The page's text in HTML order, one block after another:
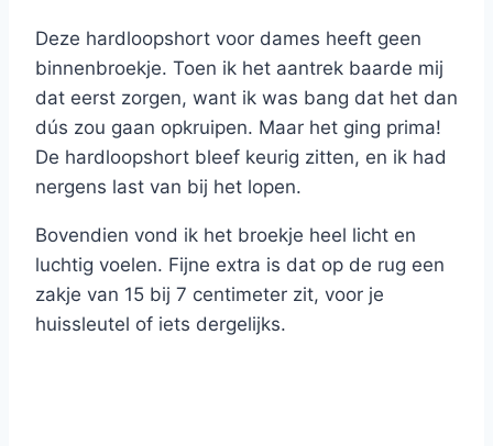
Deze hardloopshort voor dames heeft geen
binnenbroekje. Toen ik het aantrek baarde mij
dat eerst zorgen, want ik was bang dat het dan
dús zou gaan opkruipen. Maar het ging prima!
De hardloopshort bleef keurig zitten, en ik had
nergens last van bij het lopen.
Bovendien vond ik het broekje heel licht en
luchtig voelen. Fijne extra is dat op de rug een
zakje van 15 bij 7 centimeter zit, voor je
huissleutel of iets dergelijks.